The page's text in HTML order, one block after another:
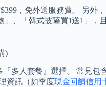
，免外送服務費。 另外
、「韓式披薩買1送1」，
)
多人套餐』選擇。 常見包
資訊（如季度現金回饋信用